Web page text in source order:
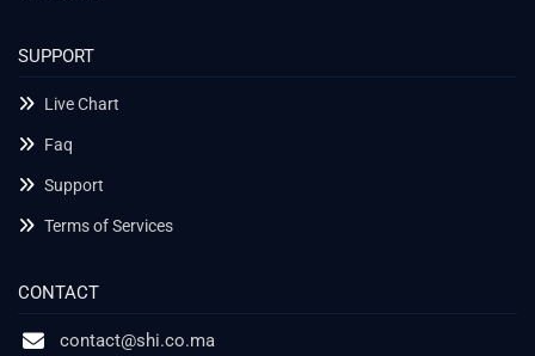
SUPPORT
Live Chart
Faq
Support
Terms of Services
CONTACT
contact@shi.co.ma